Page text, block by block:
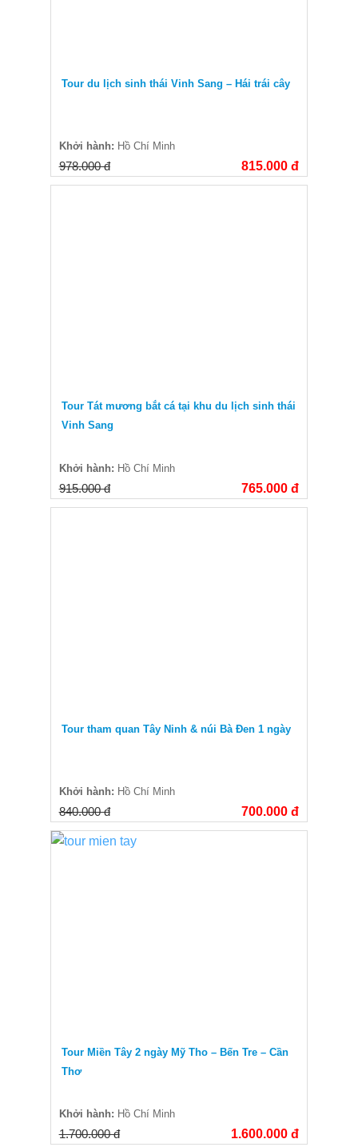
Tour du lịch sinh thái Vinh Sang – Hái trái cây
Khởi hành: Hồ Chí Minh
978.000 đ 815.000 đ
Tour Tát mương bắt cá tại khu du lịch sinh thái
Vinh Sang
Khởi hành: Hồ Chí Minh
915.000 đ 765.000 đ
Tour tham quan Tây Ninh & núi Bà Đen 1 ngày
Khởi hành: Hồ Chí Minh
840.000 đ 700.000 đ
Tour Miền Tây 2 ngày Mỹ Tho – Bến Tre – Cần
Thơ
Khởi hành: Hồ Chí Minh
1.700.000 đ 1.600.000 đ